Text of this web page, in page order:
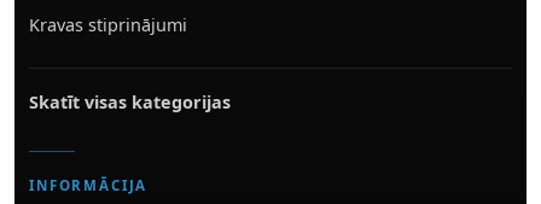
Kravas stiprinājumi
Skatīt visas kategorijas
INFORMĀCIJA